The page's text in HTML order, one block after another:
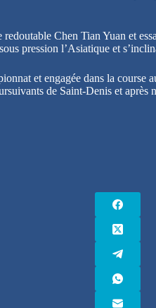
Chen Tian Yuan et
pression l’Asiatique et
et engagée dans la
de Saint-Denis et après